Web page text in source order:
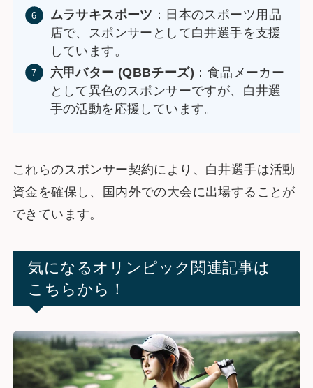
ムラサキスポーツ ：日本のスポーツ用品
店で、スポンサーとして白井選手を支援
しています。
六甲バター (QBBチーズ) ：食品メーカー
として異色のスポンサーですが、白井選
手の活動を応援しています。
これらのスポンサー契約により、白井選手は活動
資金を確保し、国内外での大会に出場することが
できています。
気になるオリンピック関連記事は
こちらから！